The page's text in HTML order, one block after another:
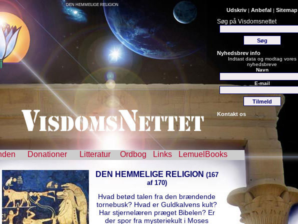
Udskriv | Anbefal | Sitemap
Søg på Visdomsnettet
Nyhedsbrev info
Indtast data og modtag vores
nyhedsbreve
Navn
E-mail
Kontakt os
DEN HEMMELIGE RELIGION
Donationer Litteratur Ordbog Links LemuelBooks
DEN HEMMELIGE RELIGION (167
af 170)
Hvad betød talen fra den brændende
tornebusk? Hvad er Guldkalvens kult?
Har stjernelæren præget Bibelen? Er
der spor fra mysteriekult i Moses